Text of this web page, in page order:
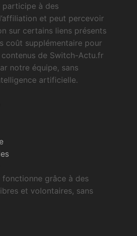
à des
et peut percevoir
sur certains liens présents
coût supplémentaire pour
contenus de Switch-Actu.fr
notre équipe, sans
artificielle.
grâce à des
et volontaires, sans